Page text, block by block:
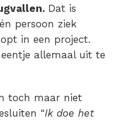
Dat is
persoon ziek
in een project.
allemaal uit te
toch maar niet
“Ik doe het